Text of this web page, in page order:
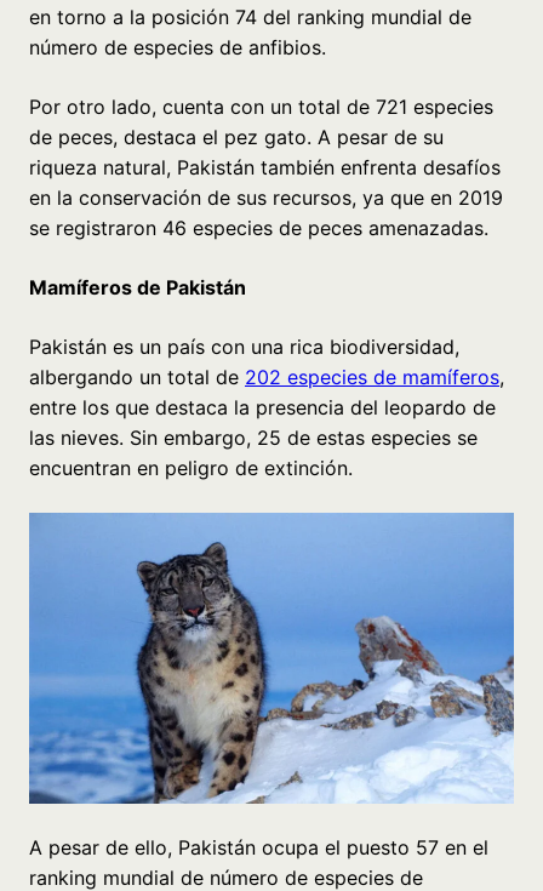
en torno a la posición 74 del ranking mundial de
número de especies de anfibios.
Por otro lado, cuenta con un total de 721 especies
de peces, destaca el pez gato. A pesar de su
riqueza natural, Pakistán también enfrenta desafíos
en la conservación de sus recursos, ya que en 2019
se registraron 46 especies de peces amenazadas.
Mamíferos de Pakistán
Pakistán es un país con una rica biodiversidad,
albergando un total de 202 especies de mamíferos,
entre los que destaca la presencia del leopardo de
las nieves. Sin embargo, 25 de estas especies se
encuentran en peligro de extinción.
A pesar de ello, Pakistán ocupa el puesto 57 en el
ranking mundial de número de especies de